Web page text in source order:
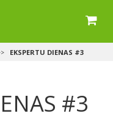
EKSPERTU DIENAS #3
#3